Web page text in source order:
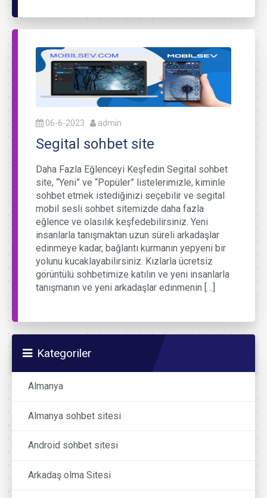
06-6-2023 admin
Segital sohbet site
Daha Fazla Eğlenceyi Keşfedin Segital sohbet
site, “Yeni” ve “Popüler” listelerimizle, kiminle
sohbet etmek istediğinizi seçebilir ve segital
mobil sesli sohbet sitemizde daha fazla
eğlence ve olasılık keşfedebilirsiniz. Yeni
insanlarla tanışmaktan uzun süreli arkadaşlar
edinmeye kadar, bağlantı kurmanın yepyeni bir
yolunu kucaklayabilirsiniz. Kızlarla ücretsiz
görüntülü sohbetimize katılın ve yeni insanlarla
tanışmanın ve yeni arkadaşlar edinmenin […]
Kategoriler
Almanya
Almanya sohbet sitesi
Android sohbet sitesi
Arkadaş olma Sitesi